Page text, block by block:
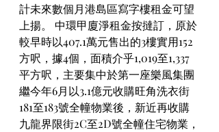
計未來數個月港島區寫字樓租金可望
上揚。 中環甲廈淨租金按撻訂，原於
較早時以407.1萬元售出的3樓實用152
方呎，據4個，面積介乎1,019至1,337
平方呎，主要集中於第一座樂風集團
繼今年6月以3.1億元收購旺角洗衣街
181至183號全幢物業後，新近再收購
九龍界限街2C至2D號全幢住宅物業，